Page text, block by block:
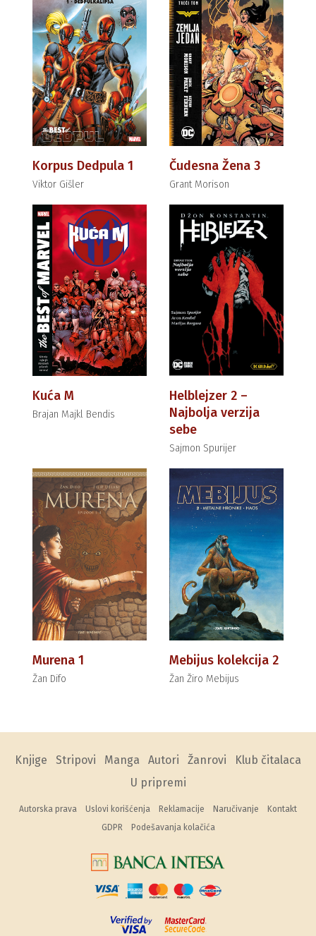
Korpus Dedpula 1
Viktor Gišler
Čudesna Žena 3
Grant Morison
Kuća M
Brajan Majkl Bendis
Helblejzer 2 –
Najbolja verzija
sebe
Sajmon Spurijer
Murena 1
Žan Difo
Mebijus kolekcija 2
Žan Žiro Mebijus
Knjige Stripovi Manga Autori Žanrovi
Klub čitalaca
U pripremi
Autorska prava Uslovi korišćenja Reklamacije Naručivanje
Kontakt
GDPR
Podešavanja kolačića